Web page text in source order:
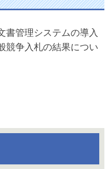
書管理システムの導入
競争入札の結果につい